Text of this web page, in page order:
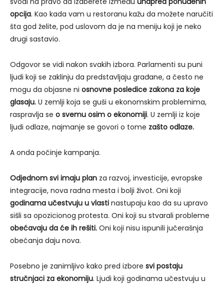
opcija. Kao kada vam u restoranu kažu da možete naručiti
šta god želite, pod uslovom da je na meniju koji je neko
drugi sastavio.
Odgovor se vidi nakon svakih izbora. Parlamenti su puni
ljudi koji se zaklinju da predstavljaju građane, a često ne
mogu da objasne ni osnovne posledice zakona za koje
glasaju. U zemlji koja se guši u ekonomskim problemima,
raspravlja se o svemu osim o ekonomiji. U zemlji iz koje
ljudi odlaze, najmanje se govori o tome zašto odlaze.
A onda počinje kampanja.
Odjednom svi imaju plan za razvoj, investicije, evropske
integracije, nova radna mesta i bolji život. Oni koji
godinama učestvuju u vlasti nastupaju kao da su upravo
sišli sa opozicionog protesta. Oni koji su stvarali probleme
obećavaju da će ih rešiti. Oni koji nisu ispunili jučerašnja
obećanja daju nova.
Posebno je zanimljivo kako pred izbore svi postaju
stručnjaci za ekonomiju. Ljudi koji godinama učestvuju u